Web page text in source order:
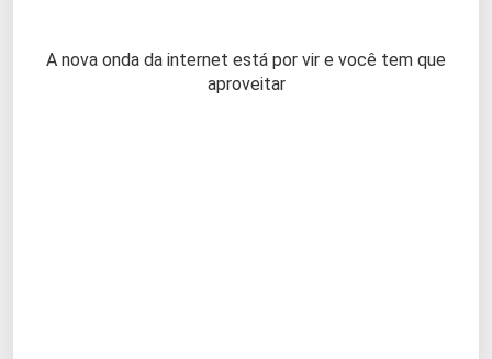
A nova onda da internet está por vir e você tem que
aproveitar